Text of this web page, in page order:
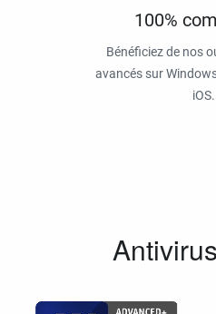
100%
Bénéficiez de nos
avancés sur
iOS.